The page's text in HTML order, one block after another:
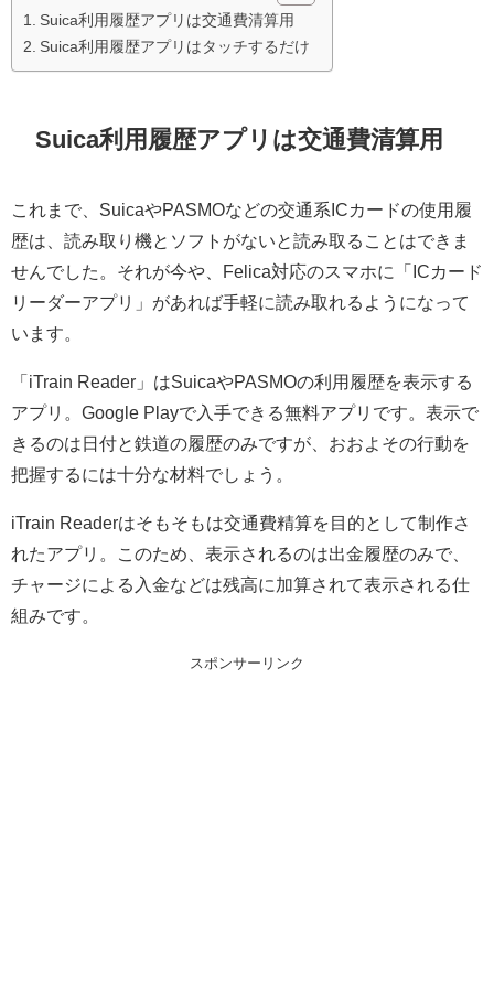
Suica利用履歴アプリは交通費清算用
Suica利用履歴アプリはタッチするだけ
Suica利用履歴アプリは交通費清算用
これまで、SuicaやPASMOなどの交通系ICカードの使用履
歴は、読み取り機とソフトがないと読み取ることはできま
せんでした。それが今や、Felica対応のスマホに「ICカード
リーダーアプリ」があれば手軽に読み取れるようになって
います。
「iTrain Reader」はSuicaやPASMOの利用履歴を表示する
アプリ。Google Playで入手できる無料アプリです。表示で
きるのは日付と鉄道の履歴のみですが、おおよその行動を
把握するには十分な材料でしょう。
iTrain Readerはそもそもは交通費精算を目的として制作さ
れたアプリ。このため、表示されるのは出金履歴のみで、
チャージによる入金などは残高に加算されて表示される仕
組みです。
スポンサーリンク